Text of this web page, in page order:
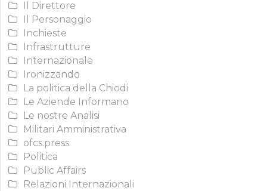
Il Direttore
Il Personaggio
Inchieste
Infrastrutture
Internazionale
Ironizzando
La politica della Chiodi
Le Aziende Informano
Le nostre Analisi
Militari Amministrativa
ofcs.press
Politica
Public Affairs
Relazioni Internazionali